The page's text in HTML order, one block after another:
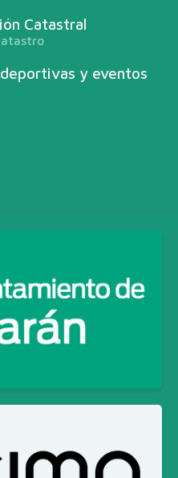
Catastral
y eventos